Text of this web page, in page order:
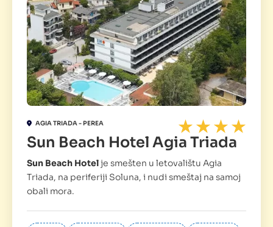
AGIA TRIADA - PEREA
Sun Beach Hotel Agia Triada
Sun Beach Hotelje smešten u letovalištu Agia
Triada, na periferiji Soluna, i nudi smeštaj na samoj
obali mora.